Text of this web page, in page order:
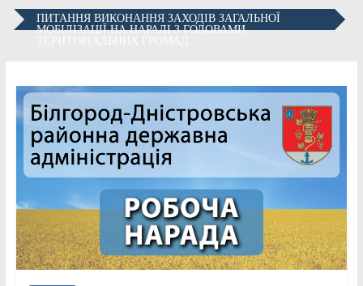
ПИТАННЯ ВИКОНАННЯ ЗАХОДІВ ЗАГАЛЬНОЇ
МОБІЛІЗАЦІЇ НА НАРАДІ З ГОЛОВАМИ